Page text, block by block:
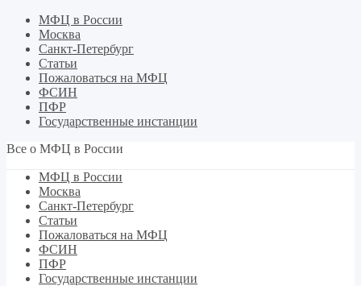
МФЦ в России
Москва
Санкт-Петербург
Статьи
Пожаловаться на МФЦ
ФСИН
ПФР
Государственные инстанции
Все о МФЦ в России
МФЦ в России
Москва
Санкт-Петербург
Статьи
Пожаловаться на МФЦ
ФСИН
ПФР
Государственные инстанции